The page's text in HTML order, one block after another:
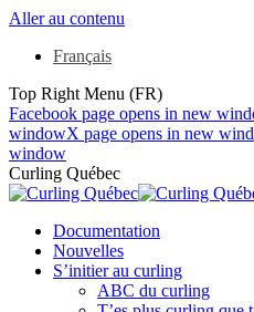
Aller au contenu
Français
Top Right Menu (FR)
Facebook page opens in new
windowX page opens in new
window
Curling Québec
Documentation
Nouvelles
S’initier au curling
ABC du curling